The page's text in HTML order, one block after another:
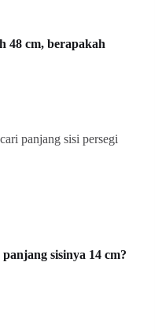
48 cm, berapakah
panjang sisi persegi
sisinya 14 cm?